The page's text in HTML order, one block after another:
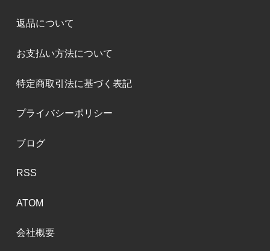
返品について
お支払い方法について
特定商取引法に基づく表記
プライバシーポリシー
ブログ
RSS
ATOM
会社概要